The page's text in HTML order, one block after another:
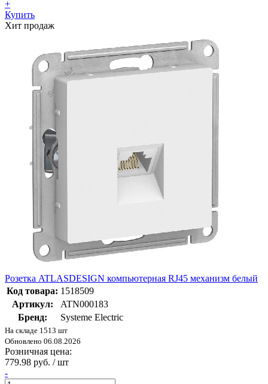
+
Купить
Хит продаж
Розетка ATLASDESIGN компьютерная RJ45 механизм белый
Код товара: 1518509
Артикул:
ATN000183
Бренд:
Systeme Electric
На складе 1513 шт
Обновлено 06.08.2026
Розничная цена:
779.98 руб. / шт
-